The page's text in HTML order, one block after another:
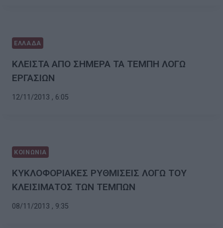
ΕΛΛΑΔΑ
ΚΛΕΙΣΤΑ ΑΠΟ ΣΗΜΕΡΑ ΤΑ ΤΕΜΠΗ ΛΟΓΩ
ΕΡΓΑΣΙΩΝ
12/11/2013 , 6:05
ΚΟΙΝΩΝΙΑ
ΚΥΚΛΟΦΟΡΙΑΚΕΣ ΡΥΘΜΙΣΕΙΣ ΛΟΓΩ ΤΟΥ
ΚΛΕΙΣΙΜΑΤΟΣ ΤΩΝ ΤΕΜΠΩΝ
08/11/2013 , 9:35